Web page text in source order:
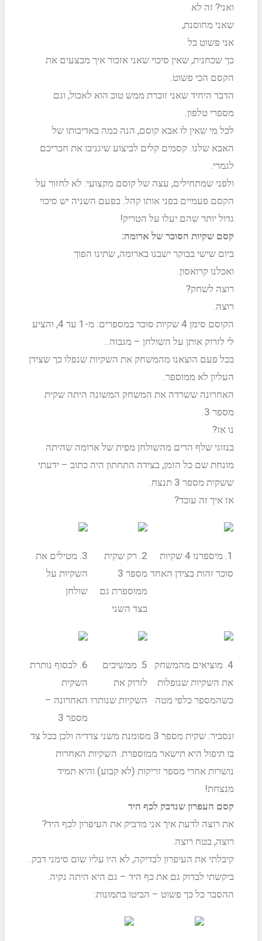
ואני? זה לא
שאני מחוסנת,
אני פשוט כל
כך שכחנית, שאין סיכוי שאני אזכור איך מבצעים את
הקסם הכי פשוט.
הדבר היחיד שאני זוכרת ממש טוב הוא לאכול, וגם
מספרי טלפון.
לכל מי שאין לו אבא קוסם, הנה כמה באדיבותו של
האבא שלנו. קסמים קלים לביצוע שיגניבו את חבריכם
לגמרי.
ולפני שמתחילים, עצה של קוסם מקצועי: לא לחזור על
הקסם פעמיים בפני אותו קהל. בפעם השניה יש סיכוי
גדול יותר שהם יעלו על הטריק!
קסם שקיות הסוכר של ארומה:
ביום שישי בבוקר ישבנו בארומה, שתינו הפוך
ואכלנו קרואסון.
רוצה לשחק?
רוצה.
הקוסם סימן 4 שקיות סוכר במספרים: מ-1 עד 4, והציע
לי לזרוק אותן על השולחן – מגבוה..
בכל פעם הוצאנו מהמשחק את השקיות שנפלו כך שצידן
העליון לא ממוספר.
האחרונה ששרדה את המשחק המשונה היתה שקית
מספר 3.
נו אז?
בנזוגי שלף הרים מהשולחן מפית של ארומה שהיתה
מונחת שם כל הזמן, בצידה התחתון היה כתוב – ידעתי
ששקית מספר 3 תנצח.
אז איך זה עובד?
1. מיספרנו 4 שקיות
סוכר זהות בצידן האחד
2. רק שקית
מספר 3
ממוספרת גם
בצד השני
3. מטילים את
השקיות על
שולחן
4. מוציאים מהמשחק
את השקיות שנופלות
כשהמספר כלפי מטה
5. ממשיכים
לזרוק את
השקיות שנותרו
6. לבסוף נותרת
השקית
האחרונה –
מספר 3
ונסביר: שקית מספר 3 מסומנת משני צדדיה ולכן בכל צד
בו תיפול היא תישאר ממוספרת. השקיות האחרות
נושרות אחרי מספר זריקות (לא קבוע) והיא תמיד
מנצחת!
קסם העפרון שנדבק לכף היד
את רוצה לדעת איך אני מדביק את העיפרון לכף היד?
רוצה, בטח רוצה.
קיבלתי את העיפרון לבדיקה, לא היו עליו שום סימני דבק.
ביקשתי לבדוק גם את כף היד – גם היא היתה נקיה.
ההסבר כל כך פשוט – הביטו בתמונות: